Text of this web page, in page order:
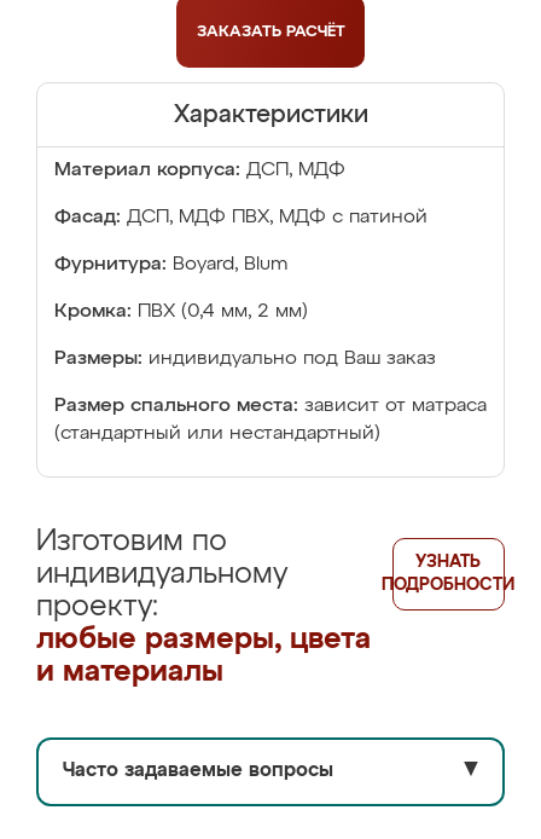
ЗАКАЗАТЬ РАСЧЁТ
Характеристики
Материал корпуса: ДСП, МДФ
Фасад: ДСП, МДФ ПВХ, МДФ с патиной
Фурнитура: Boyard, Blum
Кромка: ПВХ (0,4 мм, 2 мм)
Размеры: индивидуально под Ваш заказ
Размер спального места: зависит от матраса
(стандартный или нестандартный)
Изготовим по
индивидуальному
проекту:
любые размеры, цвета
и материалы
УЗНАТЬ
ПОДРОБНОСТИ
Часто задаваемые вопросы ▼